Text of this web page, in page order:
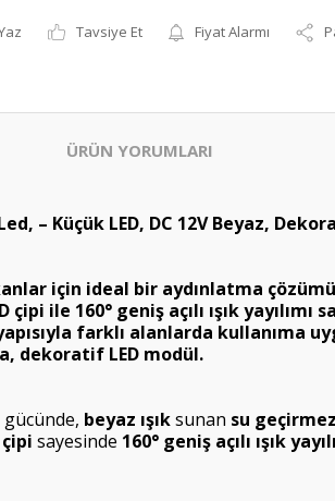
Tavsiye Et Fiyat Alarmı
ÜRÜN YORUMLARI
– Küçük LED, DC 12V Beyaz,
için ideal bir aydınlatma
çipi ile 160° geniş açılı ışık
farklı alanlarda kullanıma
dekoratif LED modül.
gücünde, beyaz ışıksunan su geçirmez
çipi sayesinde 160° geniş açılı ışık